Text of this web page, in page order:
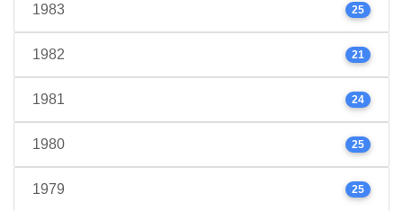
1983 25
1982 21
1981 24
1980 25
1979 25